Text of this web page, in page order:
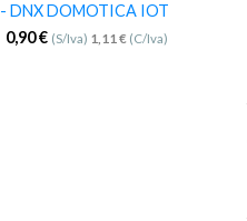
DNX DOMOTICA IOT
0,90€ (S/Iva) 1,11€ (C/Iva)